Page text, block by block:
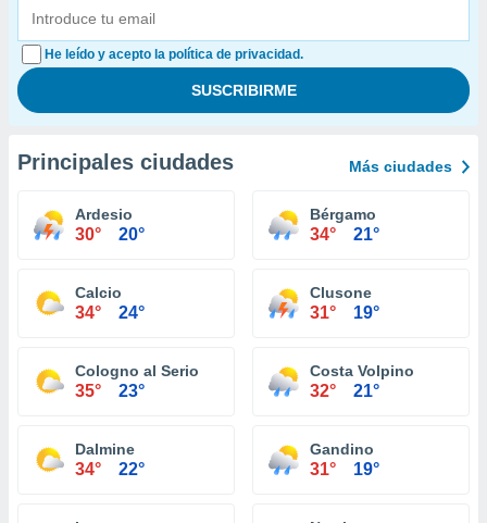
He leído y acepto la política de privacidad.
Principales ciudades Más ciudades
Ardesio
30° 20°
Bérgamo
34° 21°
Calcio
34° 24°
Clusone
31° 19°
Cologno al Serio
35° 23°
Costa Volpino
32° 21°
Dalmine
34° 22°
Gandino
31° 19°